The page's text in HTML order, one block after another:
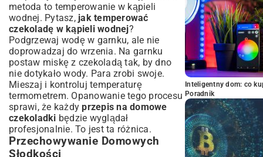
metoda to temperowanie w kąpieli
wodnej. Pytasz, jak temperować
czekoladę w kąpieli wodnej?
Podgrzewaj wodę w garnku, ale nie
doprowadzaj do wrzenia. Na garnku
postaw miskę z czekoladą tak, by dno
nie dotykało wody. Para zrobi swoje.
Mieszaj i kontroluj temperaturę
termometrem. Opanowanie tego procesu
sprawi, że każdyprzepis na domowe
czekoladki będzie wyglądał
profesjonalnie. To jest ta różnica.
Przechowywanie Domowych
Słodkości
Inteligentny dom: co
Poradnik